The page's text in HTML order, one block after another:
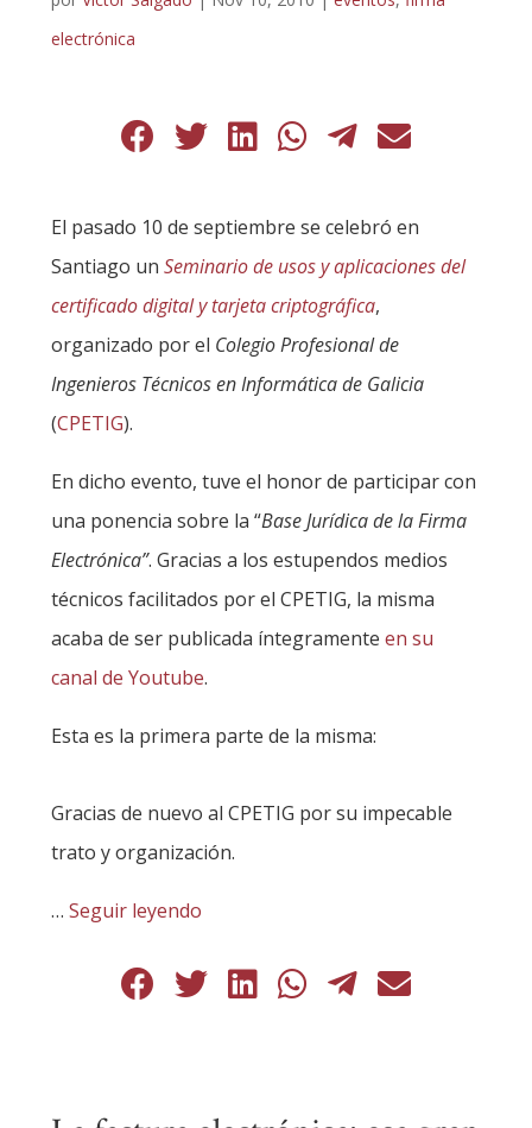
electrónica
El pasado 10 de septiembre se celebró en
Santiago un Seminario de usos y aplicaciones del
certificado digital y tarjeta criptográfica,
organizado por el Colegio Profesional de
Ingenieros Técnicos en Informática de Galicia
(CPETIG).
En dicho evento, tuve el honor de participar con
una ponencia sobre la “Base Jurídica de la Firma
Electrónica”. Gracias a los estupendos medios
técnicos facilitados por el CPETIG, la misma
acaba de ser publicada íntegramente en su
canal de Youtube.
Esta es la primera parte de la misma:
Gracias de nuevo al CPETIG por su impecable
trato y organización.
… Seguir leyendo